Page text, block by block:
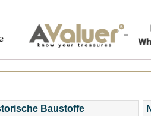
Baustoffe